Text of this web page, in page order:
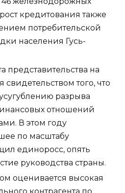
кредитования также
потребительской
населения Гусь-
представительства на
свидетельством того, что
разрыва
отношений
В этом году
по масштабу
единоросс, опять
руководства страны.
оценивается высокая